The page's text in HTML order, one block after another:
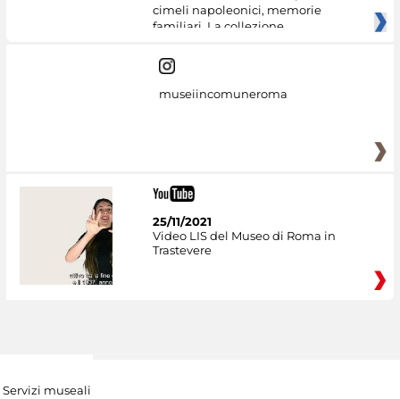
cimeli napoleonici, memorie
familiari. La collezione
museiincomuneroma
25/11/2021
Video LIS del Museo di Roma in
Trastevere
Servizi museali